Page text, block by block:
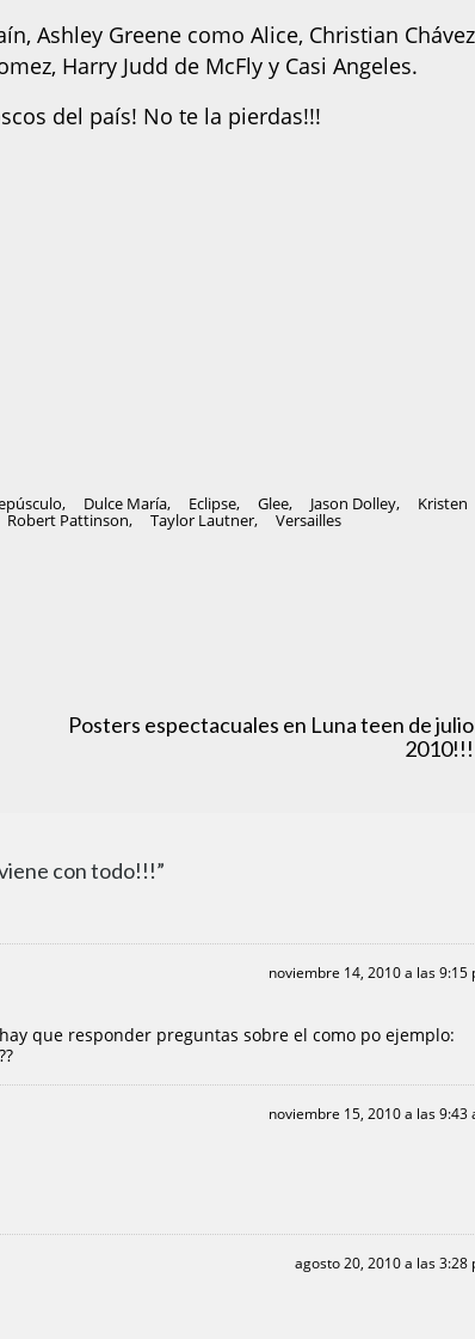
Ashley Greene como Alice, Christian
Harry Judd de McFly y Casi Angeles.
del país! No te la pierdas!!!
, Dulce María, Eclipse, Glee, Jason Dolley, Kristen
Robert Pattinson, Taylor Lautner, Versailles
Posters espectacuales en Luna teen de julio
2010!!!
con todo!!!”
noviembre 14, 2010 a las 9:15
que responder preguntas sobre el como po ejemplo:
noviembre 15, 2010 a las 9:43
agosto 20, 2010 a las 3:28